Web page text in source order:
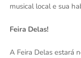
musical local e sua
Feira Delas!
A Feira Delas estará